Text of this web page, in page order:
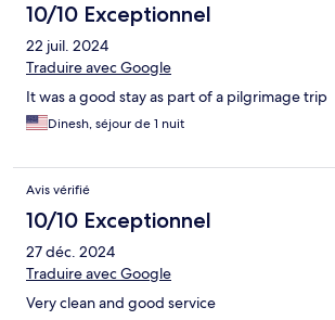
10/10 Exceptionnel
22 juil. 2024
Traduire avec Google
It was a good stay as part of a pilgrimage trip
Dinesh, séjour de 1 nuit
Avis vérifié
10/10 Exceptionnel
27 déc. 2024
Traduire avec Google
Very clean and good service